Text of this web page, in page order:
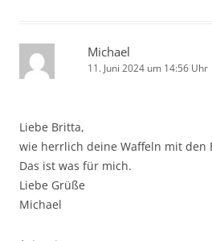
Michael
11. Juni 2024 um 14:56 Uhr
Liebe Britta,
wie herrlich deine Waffeln mit den
Das ist was für mich.
Liebe Grüße
Michael